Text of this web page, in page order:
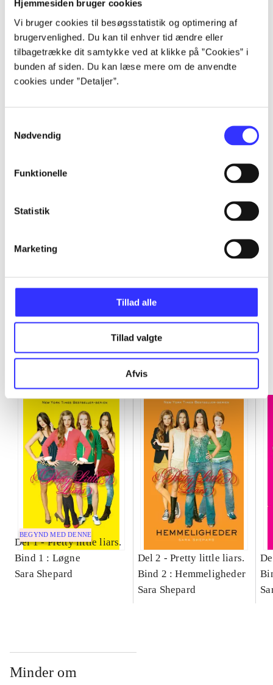
Hjemmesiden bruger cookies
Vi bruger cookies til besøgsstatistik og optimering af
brugervenlighed. Du kan til enhver tid ændre eller
tilbagetrække dit samtykke ved at klikke på ”Cookies” i
bunden af siden. Du kan læse mere om de anvendte
cookies under ”Detaljer”.
Nødvendig
Funktionelle
Statistik
Marketing
Tillad alle
Tillad valgte
Afvis
Artikler
Alle registrerede artikler fordelt på udgivelser
...
...
...
...
BEGYND MED DENNE
Del 1 -Pretty little liars.
Bind 1 : Løgne
Sara Shepard
Del 2 -Pretty little liars.
Bind 2 : Hemmeligheder
Sara Shepard
Minder om